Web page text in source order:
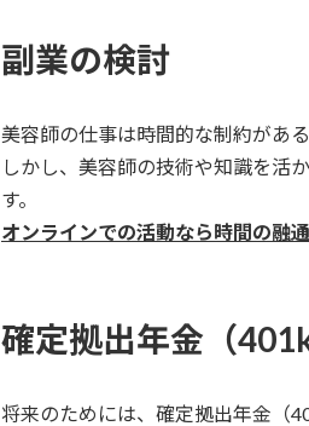
副業の検討
美容師の仕事は時間的な制約があ
しかし、美容師の技術や知識を活
す。
オンラインでの活動なら時間の融
確定拠出年金（
将来のためには、確定拠出年金（